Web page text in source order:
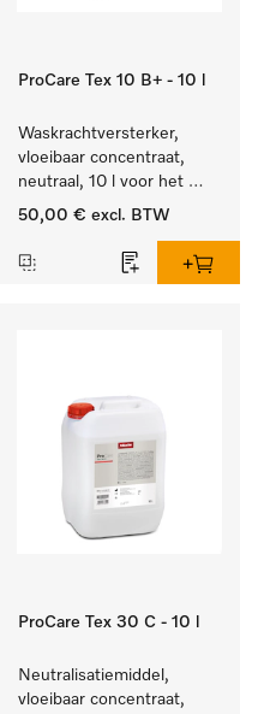
ProCare Tex 10 B+ - 10 l
Waskrachtversterker,
vloeibaar concentraat,
neutraal, 10 l voor het
effectief verwijderen van
50,00 € excl. BTW
ProCare Tex 30 C - 10 l
Neutralisatiemiddel,
vloeibaar concentraat,